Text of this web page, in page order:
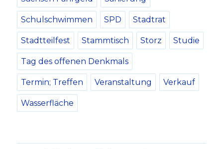
Schulschwimmen SPD Stadtrat
Stadtteilfest Stammtisch Storz Studie
Tag des offenen Denkmals
Termin; Treffen Veranstaltung Verkauf
Wasserfläche